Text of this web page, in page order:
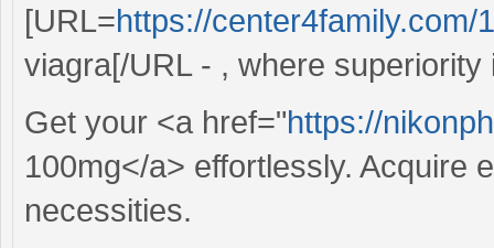
[URL=https://
viagra[/URL - , where
Get your <a href="https://
100mg</a> effortlessly. Acquire
necessities.